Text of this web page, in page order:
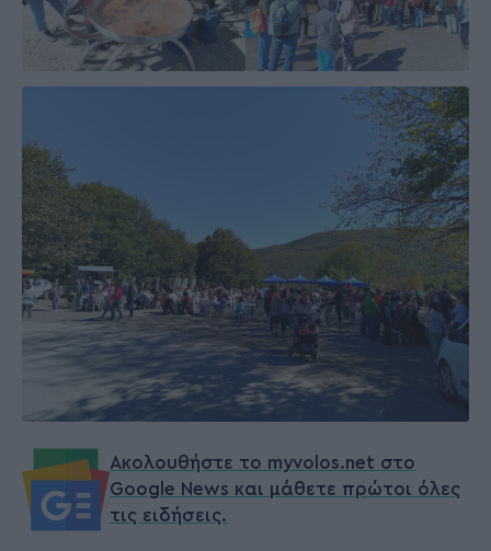
Ακολουθήστε το myvolos.net στο
Google News και μάθετε πρώτοι όλες
τις ειδήσεις.